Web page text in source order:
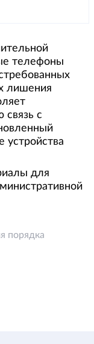
телефоны
лишения
связь с
устройства
для
порядка